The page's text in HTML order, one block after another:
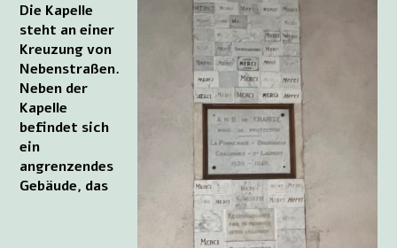
Die Kapelle
steht an einer
Kreuzung von
Nebenstraßen.
Neben der
Kapelle
befindet sich
ein
angrenzendes
Gebäude, das